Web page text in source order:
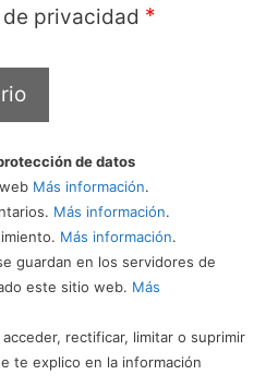
privacidad *
de datos
Más información.
Más información.
Más información.
guardan en los servidores de
este sitio web. Más
rectificar, limitar o suprimir
te explico en la información